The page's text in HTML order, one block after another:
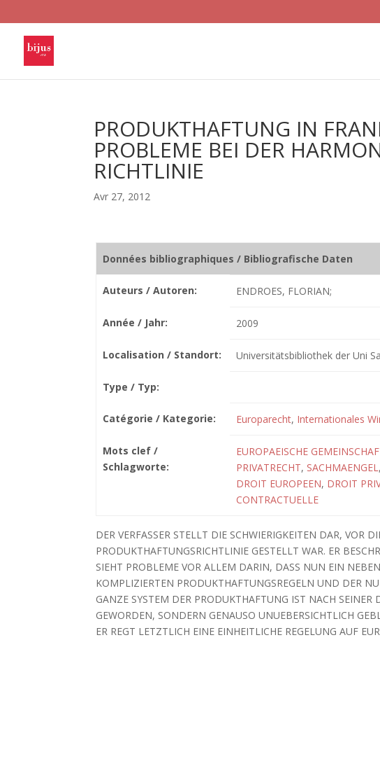
PRODUKTHAFTUNG IN
PROBLEME BEI DER
RICHTLINIE
Avr 27, 2012
Données bibliographiques / Bibliografische Daten
Auteurs / Autoren: ENDROES, FLORIAN;
Année / Jahr: 2009
Localisation / Standort: Universitätsbibliothek der Uni
Type / Typ:
Catégorie / Kategorie: Europarecht, Internationales
Mots clef /
Schlagworte:
EUROPAEISCHE
PRIVATRECHT, SACHMAENGEL,
DROIT EUROPEEN, DROIT
CONTRACTUELLE
DER VERFASSER STELLT DIE SCHWIERIGKEITEN DAR, VOR
PRODUKTHAFTUNGSRICHTLINIE GESTELLT WAR. ER
SIEHT PROBLEME VOR ALLEM DARIN, DASS NUN EIN
KOMPLIZIERTEN PRODUKTHAFTUNGSREGELN UND DER
GANZE SYSTEM DER PRODUKTHAFTUNG IST NACH
GEWORDEN, SONDERN GENAUSO UNUEBERSICHTLICH
ER REGT LETZTLICH EINE EINHEITLICHE REGELUNG AUF